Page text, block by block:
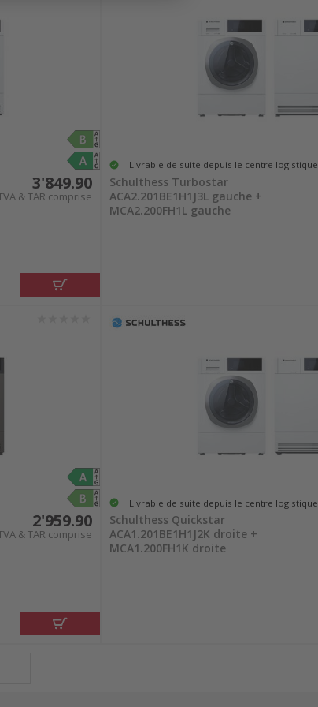
3'849.90
& TAR comprise
Livrable de suite depuis le centre logistique
Schulthess Turbostar
ACA2.201BE1H1J3L gauche +
MCA2.200FH1L gauche
2'959.90
& TAR comprise
Livrable de suite depuis le centre logistique
Schulthess Quickstar
ACA1.201BE1H1J2K droite +
MCA1.200FH1K droite